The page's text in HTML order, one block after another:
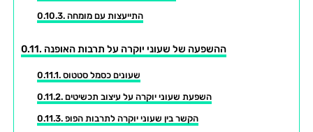
התייעצות עם מומחה
ההשפעה של שעוני יוקרה על תרבות האופנה
שעונים כסמל סטטוס
השפעת שעוני יוקרה על עיצוב תכשיטים
הקשר בין שעוני יוקרה לתרבות הפופ